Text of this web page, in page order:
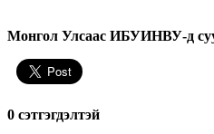
Монгол Улсаас ИБУИНВУ-д
0 cэтгэгдэлтэй